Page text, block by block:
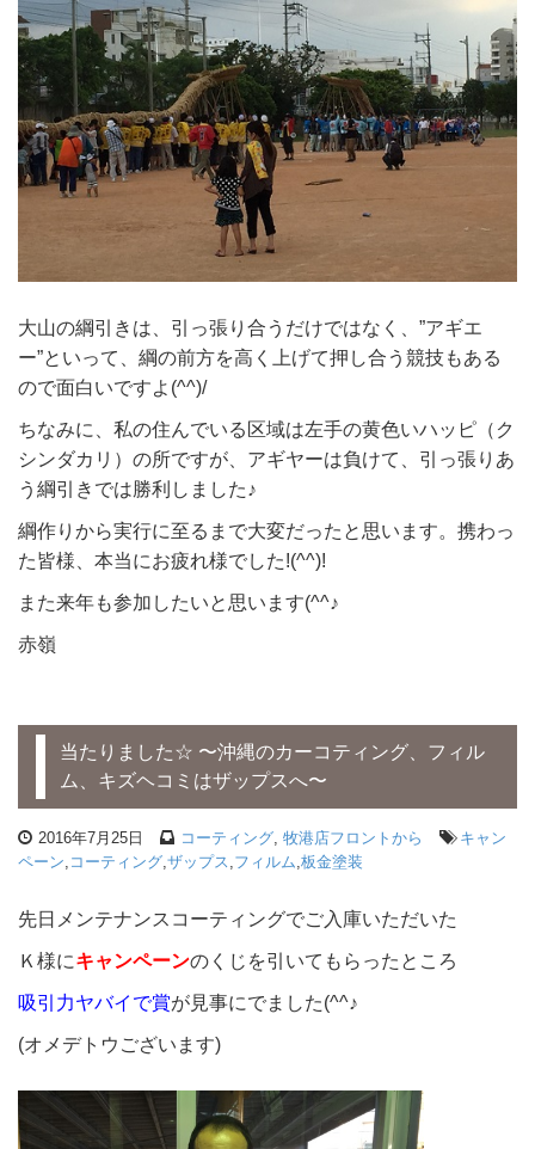
大山の綱引きは、引っ張り合うだけではなく、”アギエ
ー”といって、綱の前方を高く上げて押し合う競技もある
ので面白いですよ(^^)/
ちなみに、私の住んでいる区域は左手の黄色いハッピ（ク
シンダカリ）の所ですが、アギヤーは負けて、引っ張りあ
う綱引きでは勝利しました♪
綱作りから実行に至るまで大変だったと思います。携わっ
た皆様、本当にお疲れ様でした!(^^)!
また来年も参加したいと思います(^^♪
赤嶺
当たりました☆ 〜沖縄のカーコティング、フィル
ム、キズヘコミはザップスへ〜
2016年7月25日 コーティング, 牧港店フロントから
キャン
ペーン, コーティング,ザップス,フィルム,板金塗装
先日メンテナンスコーティングでご入庫いただいた
Ｋ様にキャンペーンのくじを引いてもらったところ
吸引力ヤバイで賞が見事にでました(^^♪
(オメデトウございます)